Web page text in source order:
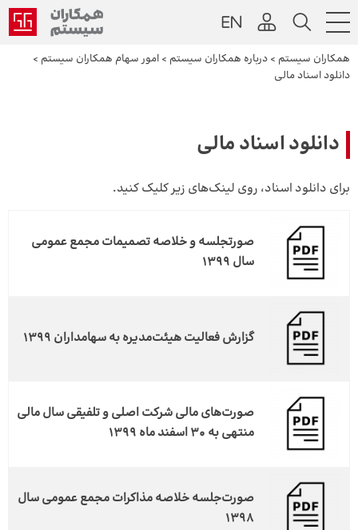
همکاران سیستم > درباره همکاران سیستم > امور سهام همکاران سیستم >
دانلود اسناد مالی
دانلود اسناد مالی
برای دانلود اسناد، روی لینک‌های زیر کلیک کنید.
صورتجلسه و خلاصه تصمیمات مجمع عمومی
سال 1399
گزارش فعالیت هیئت‌مدیره به سهامداران 1399
صورت‌های مالی شرکت اصلی و تلفیقی سال مالی
منتهی به 30 اسفند ماه 1399
صورت‌جلسه خلاصه مذاکرات مجمع عمومی سال
1398